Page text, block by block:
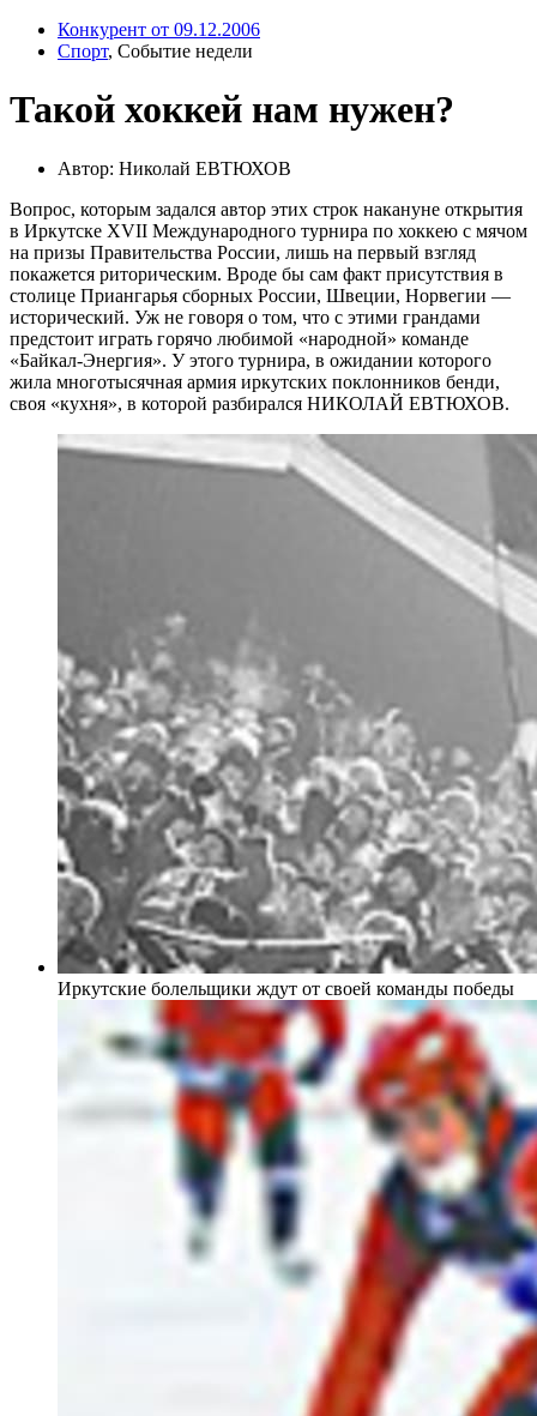
Конкурент от 09.12.2006
Спорт, Событие недели
Такой хоккей нам нужен?
Автор: Николай ЕВТЮХОВ
Вопрос, которым задался автор этих строк накануне открытия
в Иркутске XVII Международного турнира по хоккею с мячом
на призы Правительства России, лишь на первый взгляд
покажется риторическим. Вроде бы сам факт присутствия в
столице Приангарья сборных России, Швеции, Норвегии —
исторический. Уж не говоря о том, что с этими грандами
предстоит играть горячо любимой «народной» команде
«Байкал-Энергия». У этого турнира, в ожидании которого
жила многотысячная армия иркутских поклонников бенди,
своя «кухня», в которой разбирался НИКОЛАЙ ЕВТЮХОВ.
Иркутские болельщики ждут от своей команды победы